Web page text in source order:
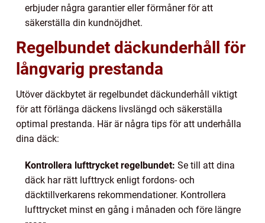
erbjuder några garantier eller förmåner för att
säkerställa din kundnöjdhet.
Regelbundet däckunderhåll för
långvarig prestanda
Utöver däckbytet är regelbundet däckunderhåll viktigt
för att förlänga däckens livslängd och säkerställa
optimal prestanda. Här är några tips för att underhålla
dina däck:
Kontrollera lufttrycket regelbundet: Se till att dina
däck har rätt lufttryck enligt fordons- och
däcktillverkarens rekommendationer. Kontrollera
lufttrycket minst en gång i månaden och före längre